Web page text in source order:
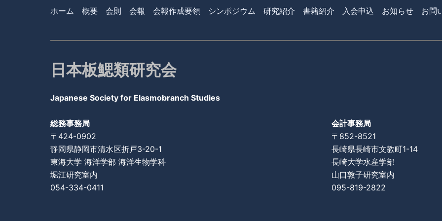
ホーム 概要 会則 会報 会報作成要領 シンポジウム 研究紹介 書籍紹介 入会申込 お知らせ お問
日本板鰓類研究会
Japanese Society for Elasmobranch Studies
総務事務局
〒424-0902
静岡県静岡市清水区折戸3-20-1
東海大学 海洋学部 海洋生物学科
堀江研究室内
054-334-0411
会計事務局
〒852-8521
長崎県長崎市文教町1-14
長崎大学水産学部
山口敦子研究室内
095-819-2822